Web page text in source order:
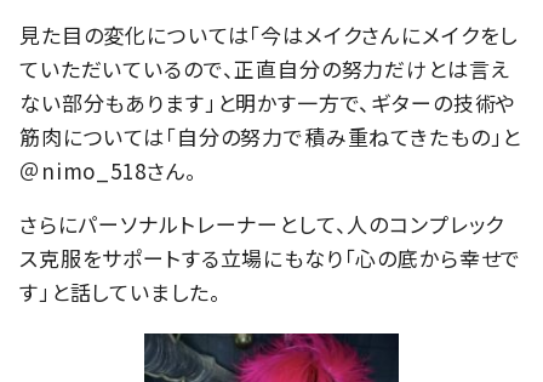
見た目の変化については「今はメイクさんにメイクをし
ていただいているので、正直自分の努力だけとは言え
ない部分もあります」と明かす一方で、ギターの技術や
筋肉については「自分の努力で積み重ねてきたもの」と
＠nimo_518さん。
さらにパーソナルトレーナーとして、人のコンプレック
ス克服をサポートする立場にもなり「心の底から幸せで
す」と話していました。